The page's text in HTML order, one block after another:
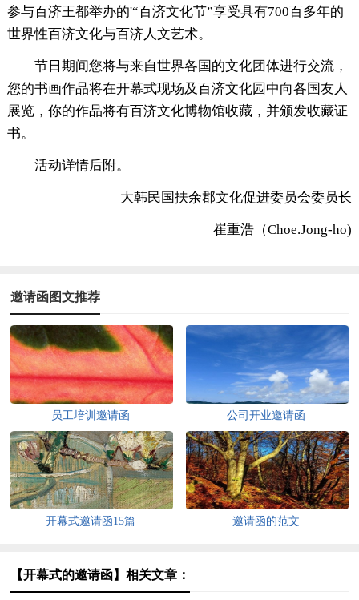
参与百济王都举办的'“百济文化节”享受具有700百多年的
世界性百济文化与百济人文艺术。
节日期间您将与来自世界各国的文化团体进行交流，
您的书画作品将在开幕式现场及百济文化园中向各国友人
展览，你的作品将有百济文化博物馆收藏，并颁发收藏证
书。
活动详情后附。
大韩民国扶余郡文化促进委员会委员长
崔重浩（Choe.Jong-ho)
邀请函图文推荐
员工培训邀请函 公司开业邀请函
开幕式邀请函15篇 邀请函的范文
【开幕式的邀请函】相关文章：